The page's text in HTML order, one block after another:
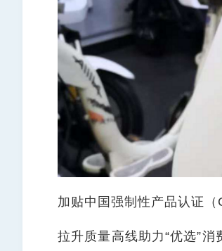
加贴中国强制性产品认证
拉升质量高线助力“优选”